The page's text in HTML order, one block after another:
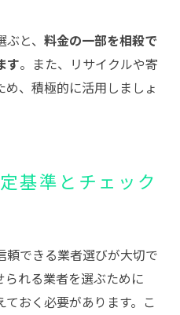
と、 料金の一部を相殺で
す。また、リサイクルや寄
、積極的に活用しましょ
基準とチェック
できる業者選びが大切で
れる業者を選ぶために
おく必要があります。こ